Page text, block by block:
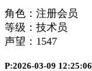
角色：注册会员
等级：技术员
声望： 1547
P:2026-03-09 12:25:06